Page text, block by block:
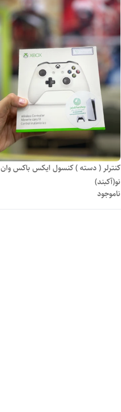
کنترلر ( دسته ) کنسول ایکس باکس وان
نو(آکبند)
ناموجود